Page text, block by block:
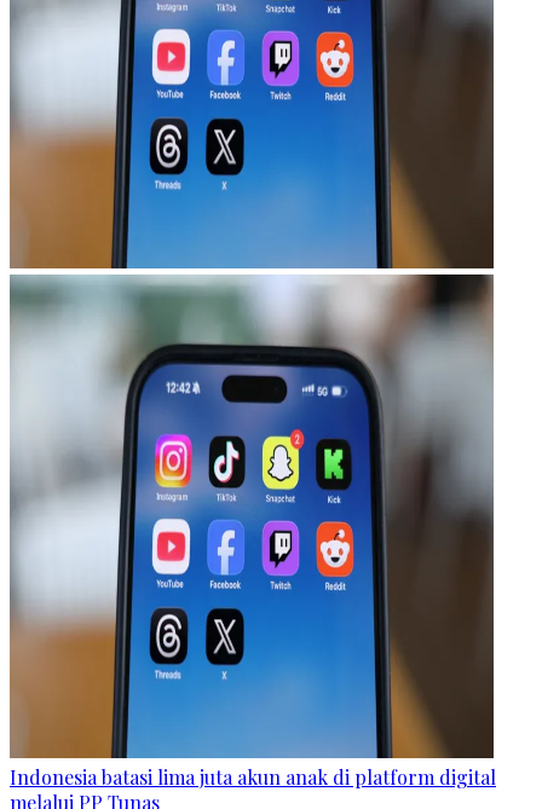
Indonesia batasi lima juta akun anak di platform digital
melalui PP Tunas